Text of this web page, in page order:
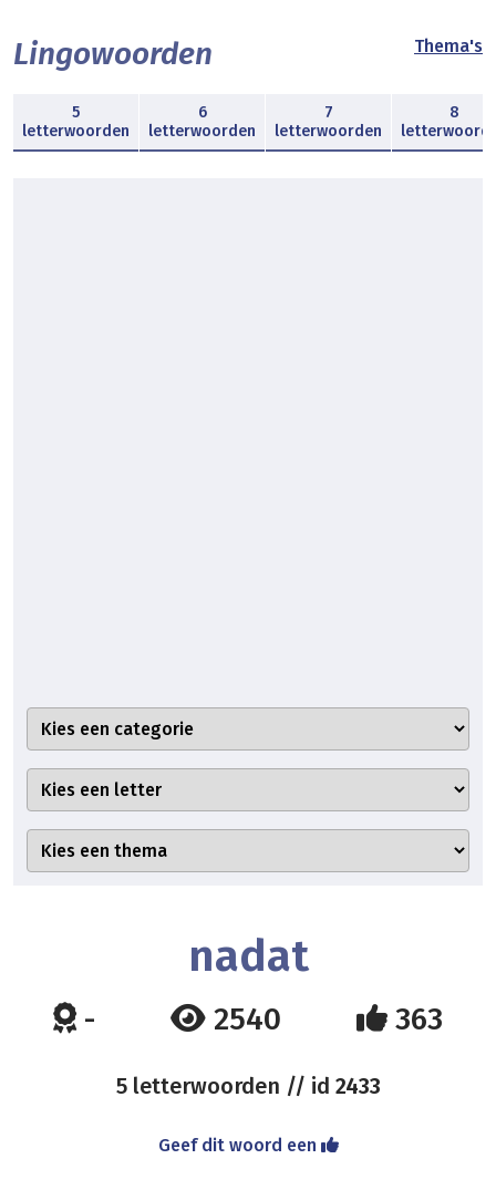
Lingowoorden Thema's
5
letterwoorden
6
letterwoorden
7
letterwoorden
8
nadat
- 2540 363
5 letterwoorden // id 2433
Geef dit woord een